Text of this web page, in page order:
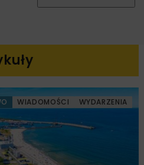
WIADOMOŚCI WYDARZENIA